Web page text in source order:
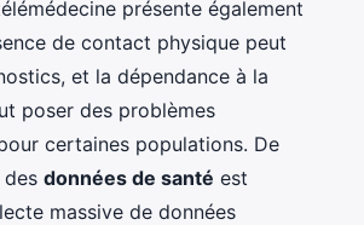
présente également
de contact physique peut
et la dépendance à la
poser des problèmes
certaines populations. De
des données de santé est
massive de données